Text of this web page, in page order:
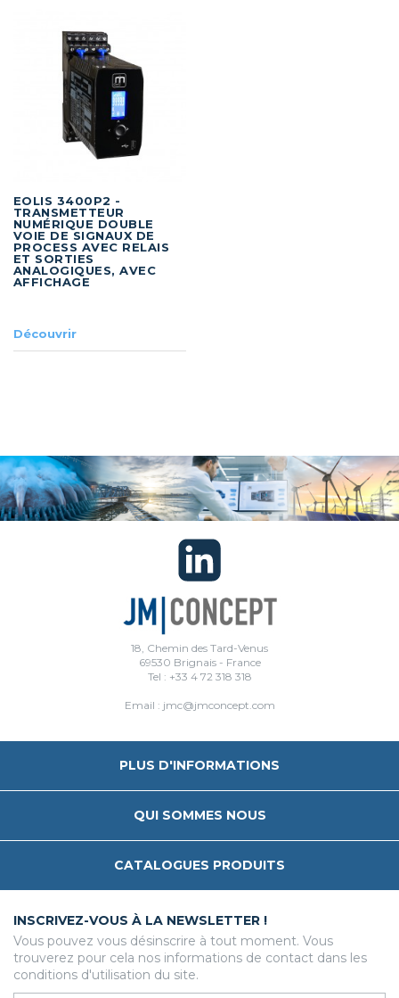
EOLIS 3400P2 -
TRANSMETTEUR
NUMÉRIQUE DOUBLE
VOIE DE SIGNAUX DE
PROCESS AVEC RELAIS
ET SORTIES
ANALOGIQUES, AVEC
AFFICHAGE
Découvrir
18, Chemin des Tard-Venus
69530 Brignais - France
Tel : +33 4 72 318 318
Email : jmc@jmconcept.com
PLUS D'INFORMATIONS
QUI SOMMES NOUS
CATALOGUES PRODUITS
INSCRIVEZ-VOUS À LA NEWSLETTER !
Vous pouvez vous désinscrire à tout moment. Vous
trouverez pour cela nos informations de contact dans les
conditions d'utilisation du site.